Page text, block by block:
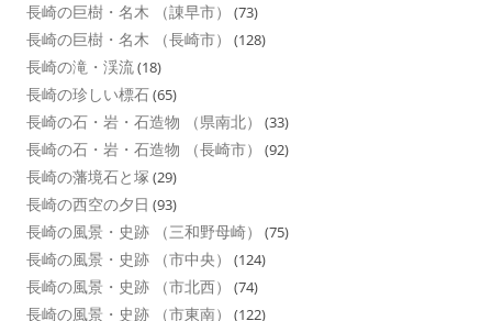
長崎の巨樹・名木 （諌早市） (73)
長崎の巨樹・名木 （長崎市） (128)
長崎の滝・渓流(18)
長崎の珍しい標石(65)
長崎の石・岩・石造物 （県南北） (33)
長崎の石・岩・石造物 （長崎市） (92)
長崎の藩境石と塚 (29)
長崎の西空の夕日 (93)
長崎の風景・史跡 （三和野母崎） (75)
長崎の風景・史跡 （市中央） (124)
長崎の風景・史跡 （市北西） (74)
長崎の風景・史跡 （市東南） (122)